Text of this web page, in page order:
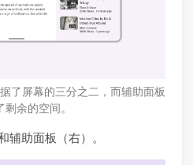
了屏幕的三分之二，而辅助面板
剩余的空间。
辅助面板（右）。